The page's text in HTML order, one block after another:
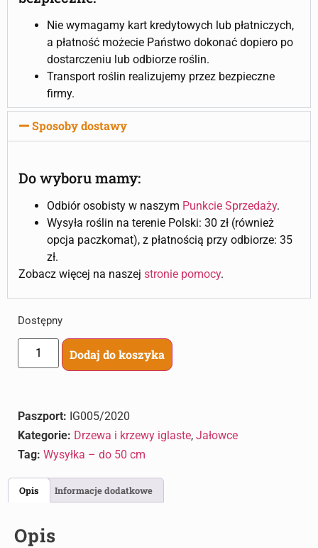
Nie wymagamy kart kredytowych lub płatniczych,
a płatność możecie Państwo dokonać dopiero po
dostarczeniu lub odbiorze roślin.
Transport roślin realizujemy przez bezpieczne
firmy.
Sposoby dostawy
Do wyboru mamy:
Odbiór osobisty w naszym Punkcie Sprzedaży.
Wysyła roślin na terenie Polski: 30 zł (również
opcja paczkomat), z płatnością przy odbiorze: 35
zł.
Zobacz więcej na naszej stronie pomocy.
Dostępny
Dodaj do koszyka
Paszport: IG005/2020
Kategorie: Drzewa i krzewy iglaste, Jałowce
Tag: Wysyłka – do 50 cm
Opis Informacje dodatkowe
Opis